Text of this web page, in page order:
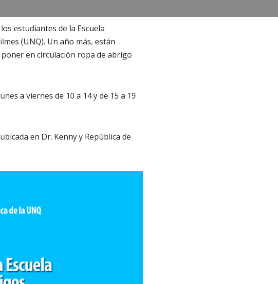
estudiantes de la Escuela
(UNQ). Un año más, están
en circulación ropa de abrigo
a viernes de 10 a 14 y de 15 a 19
en Dr. Kenny y República de